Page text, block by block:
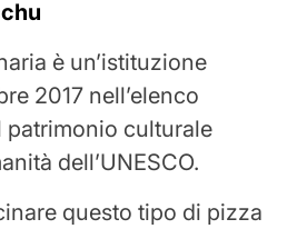
è un’istituzione
2017 nell’elenco
patrimonio culturale
dell’UNESCO.
questo tipo di pizza